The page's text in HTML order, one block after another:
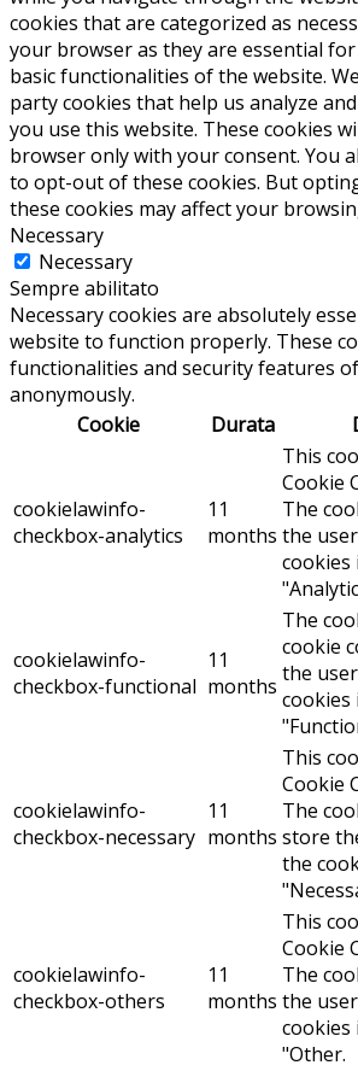
cookies that are categorized as
your browser as they are essential
basic functionalities of the website.
party cookies that help us analyze
you use this website. These cookies
browser only with your consent. You
to opt-out of these cookies. But
these cookies may affect your
Necessary
Necessary
Sempre abilitato
Necessary cookies are absolutely
website to function properly. These
functionalities and security features
anonymously.
Cookie
Durata
cookielawinfo-
checkbox-analytics
11
months
This
Cookie
The
the
cookies
cookielawinfo-
checkbox-functional
11
months
The
cookie
the
cookies
cookielawinfo-
checkbox-necessary
11
months
This
Cookie
The
store
the
cookielawinfo-
checkbox-others
11
months
This
Cookie
The
the
cookies
"Other.